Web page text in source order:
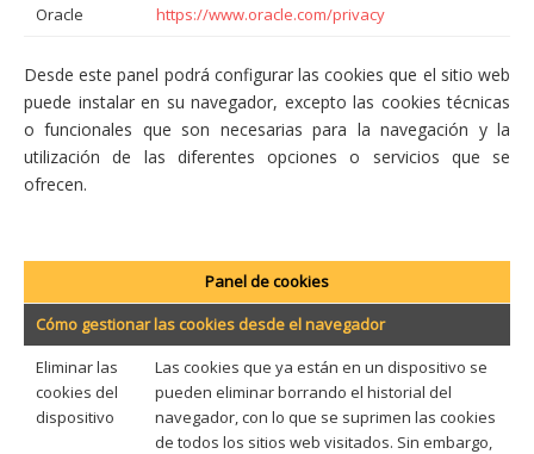
Oracle https://www.oracle.com/privacy
Desde este panel podrá configurar las cookies que el sitio web
puede instalar en su navegador, excepto las cookies técnicas
o funcionales que son necesarias para la navegación y la
utilización de las diferentes opciones o servicios que se
ofrecen.
Panel de cookies
Cómo gestionar las cookies desde el navegador
Eliminar las
cookies del
dispositivo
Las cookies que ya están en un dispositivo se
pueden eliminar borrando el historial del
navegador, con lo que se suprimen las cookies
de todos los sitios web visitados. Sin embargo,